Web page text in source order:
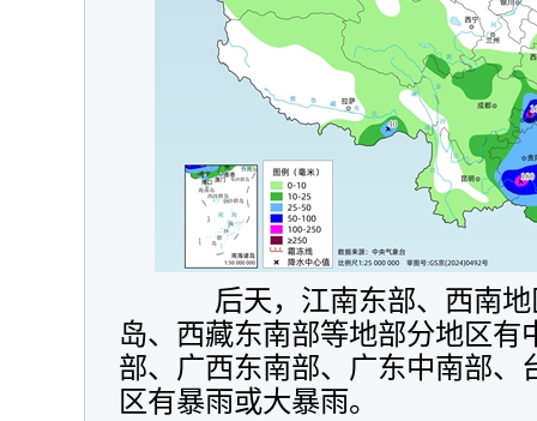
后天，江南东部、西南地
岛、西藏东南部等地部分地区有
部、广西东南部、广东中南部、
区有暴雨或大暴雨。